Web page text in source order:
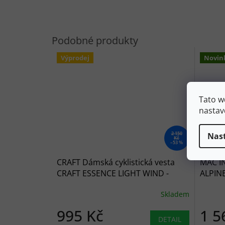
Tato
Výprodej
2 150
Kč
–53 %
CRAFT Dámská cyklistická vesta
CRAFT ESSENCE LIGHT WIND -
Skladem
995 Kč DETAIL
MAC
1